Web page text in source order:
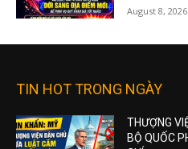
August 8, 2026
TIN HOT TRONG NGÀY
THƯỢNG
BỘ QUỐC